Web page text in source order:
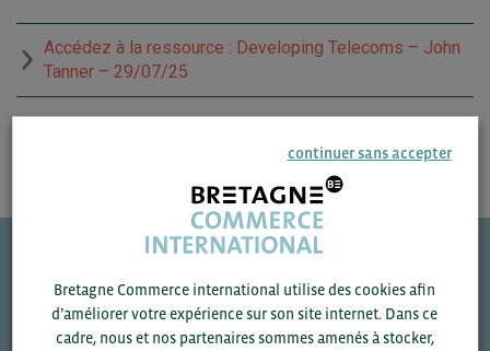
Accédez à la ressource : Developing Telecoms – John
Tanner – 29/07/25
Une question ?
VOS CONTACTS
continuer sans accepter
Bretagne Commerce international utilise des cookies afin
d’améliorer votre expérience sur son site internet. Dans ce
cadre, nous et nos partenaires sommes amenés à stocker,